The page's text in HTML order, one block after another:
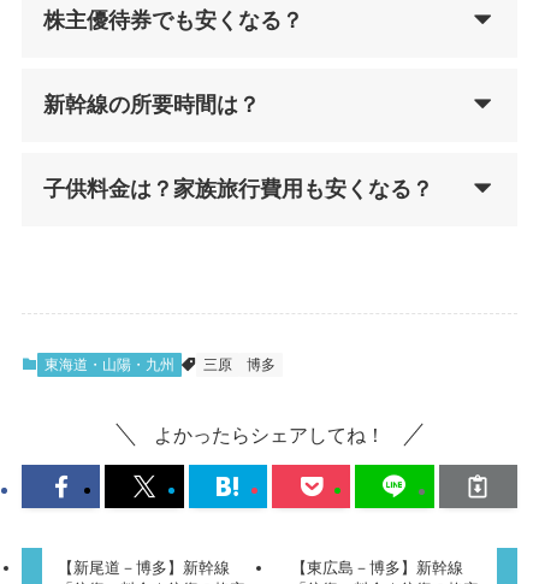
株主優待券でも安くなる？
新幹線の所要時間は？
子供料金は？家族旅行費用も安くなる？
東海道・山陽・九州 三原 博多
よかったらシェアしてね！
【新尾道－博多】新幹線
【東広島－博多】新幹線